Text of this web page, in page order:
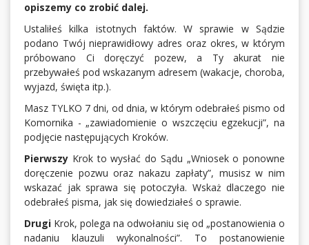
opiszemy co zrobić dalej.
Ustaliłeś kilka istotnych faktów. W sprawie w Sądzie
podano Twój nieprawidłowy adres oraz okres, w którym
próbowano Ci doręczyć pozew, a Ty akurat nie
przebywałeś pod wskazanym adresem (wakacje, choroba,
wyjazd, święta itp.).
Masz TYLKO 7 dni, od dnia, w którym odebrałeś pismo od
Komornika - „zawiadomienie o wszczęciu egzekucji”, na
podjęcie następujących Kroków.
Pierwszy Krok to wysłać do Sądu „Wniosek o ponowne
doręczenie pozwu oraz nakazu zapłaty”, musisz w nim
wskazać jak sprawa się potoczyła. Wskaż dlaczego nie
odebrałeś pisma, jak się dowiedziałeś o sprawie.
Drugi Krok, polega na odwołaniu się od „postanowienia o
nadaniu klauzuli wykonalności”. To postanowienie